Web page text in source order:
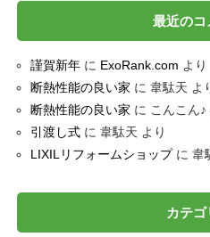
最近のコ
謹賀新年に ExoRank.com より
断熱性能の良い家 に 韋駄天 よ
断熱性能の良い家 に こんこん♪
引渡し式に 韋駄天 より
LIXILリフォームショップに 韋
カテゴ